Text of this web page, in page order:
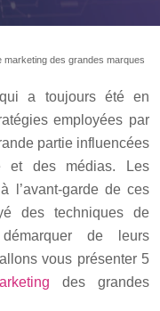
marketing des grandes marques
a toujours été en
employées par
partie influencées
et des médias. Les
l’avant-garde de ces
des techniques de
de leurs
vous présenter 5
des grandes